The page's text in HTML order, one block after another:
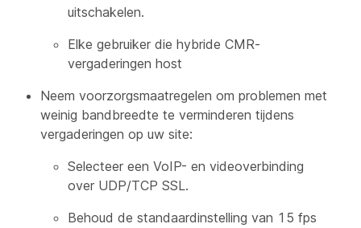
uitschakelen.
Elke gebruiker die hybride CMR-
vergaderingen host
Neem voorzorgsmaatregelen om problemen met
weinig bandbreedte te verminderen tijdens
vergaderingen op uw site:
Selecteer een VoIP- en videoverbinding
over UDP/TCP SSL.
Behoud de standaardinstelling van 15 fps